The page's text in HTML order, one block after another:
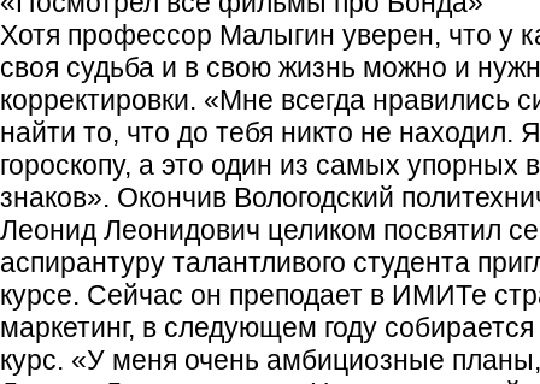
Хотя профессор Малыгин уверен, что у
своя судьба и в свою жизнь можно и
корректировки. «Мне всегда нравились
найти то, что до тебя никто не находил.
гороскопу, а это один из самых упорных
знаков». Окончив Вологодский
Леонид Леонидович целиком посвятил
аспирантуру талантливого студента
курсе. Сейчас он преподает в ИМИТе
маркетинг, в следующем году собирается
курс. «У меня очень амбициозные